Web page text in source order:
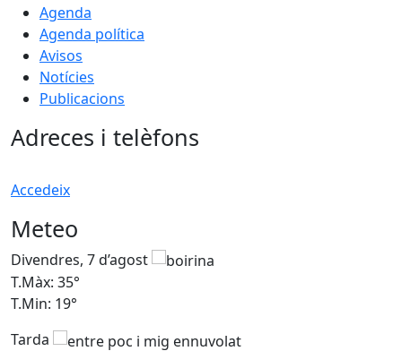
Agenda
Agenda política
Avisos
Notícies
Publicacions
Adreces i telèfons
Accedeix
Meteo
Divendres, 7 d’agost
T.Màx: 35°
T.Min: 19°
Tarda